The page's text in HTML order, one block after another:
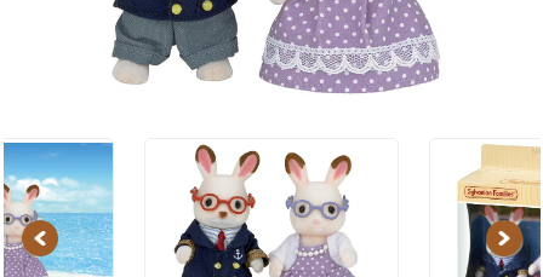
Previous Next